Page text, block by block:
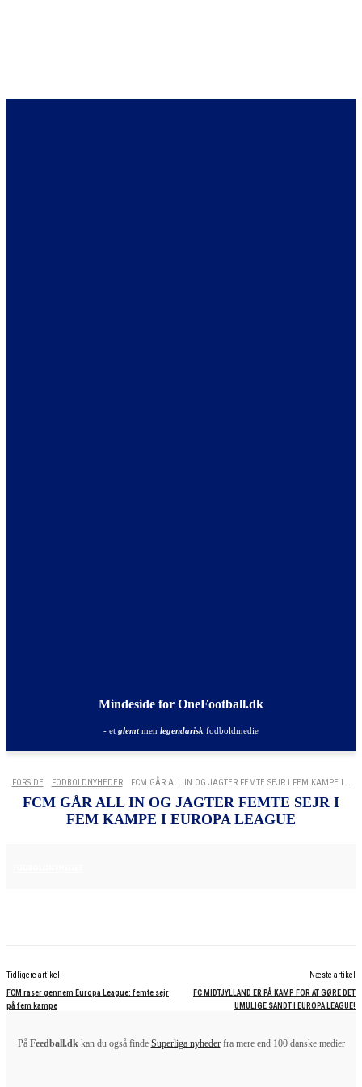
Mindeside for OneFootball.dk
- et glemtmen legendarisk fodboldmedie
FORSIDE FODBOLDNYHEDER FCM GÅR ALL IN OG JAGTER FEMTE SEJR I FEM KAMPE I...
FCM GÅR ALL IN OG JAGTER FEMTE SEJR I
FEM KAMPE I EUROPA LEAGUE
Tidligere artikel
FCM raser gennem Europa League: femte sejr
på fem kampe
Næste artikel
FC MIDTJYLLAND ER PÅ KAMP FOR AT GØRE DET
UMULIGE SANDT I EUROPA LEAGUE!
På Feedball.dkkan du også finde Superliga nyhederfra mere end 100 danske medier